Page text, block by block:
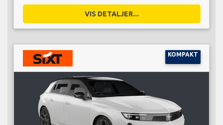
VIS DETALJER...
KOMPAKT